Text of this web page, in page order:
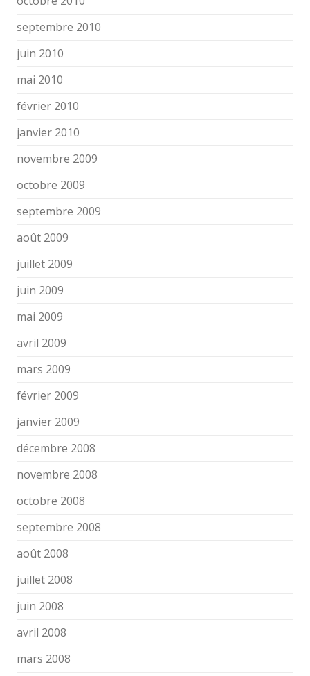
septembre 2010
juin 2010
mai 2010
février 2010
janvier 2010
novembre 2009
octobre 2009
septembre 2009
août 2009
juillet 2009
juin 2009
mai 2009
avril 2009
mars 2009
février 2009
janvier 2009
décembre 2008
novembre 2008
octobre 2008
septembre 2008
août 2008
juillet 2008
juin 2008
avril 2008
mars 2008